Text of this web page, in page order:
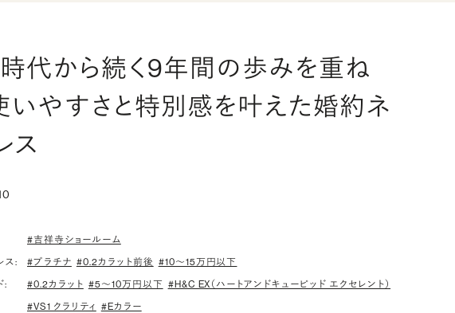
代から続く9年間の歩みを重ね
いやすさと特別感を叶えた婚約ネ
ス
#吉祥寺ショールーム
ス:
#プラチナ #0.2カラット前後 #10〜15万円以下
:
#0.2カラット #5〜10万円以下 #H&C EX（ハートアンドキューピッド エクセレント）
#VS1 クラリティ #Eカラー